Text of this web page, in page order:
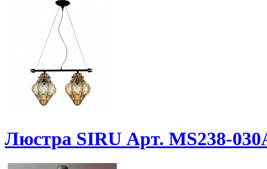
Люстра SIRU Арт. MS238-